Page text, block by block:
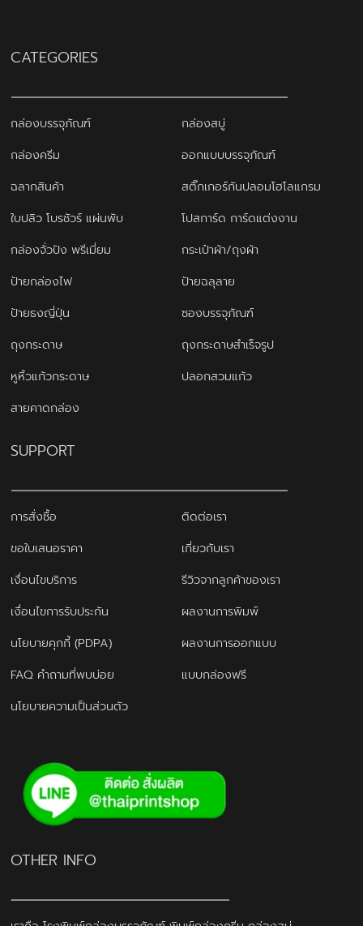
CATEGORIES
กล่องบรรจุภัณฑ์
กล่องสบู่
กล่องครีม
ออกแบบบรรจุภัณฑ์
ฉลากสินค้า
สติ๊กเกอร์กันปลอมโฮโลแกรม
ใบปลิว โบรชัวร์ แผ่นพับ
โปสการ์ด การ์ดแต่งงาน
กล่องจั่วปัง พรีเมี่ยม
กระเป๋าผ้า/ถุงผ้า
ป้ายกล่องไฟ
ป้ายฉลุลาย
ป้ายธงญี่ปุ่น
ซองบรรจุภัณฑ์
ถุงกระดาษ
ถุงกระดาษสำเร็จรูป
หูหิ้วแก้วกระดาษ
ปลอกสวมแก้ว
สายคาดกล่อง
SUPPORT
การสั่งซื้อ
ติดต่อเรา
ขอใบเสนอราคา
เกี่ยวกับเรา
เงื่อนไขบริการ
รีวิวจากลูกค้าของเรา
เงื่อนไขการรับประกัน
ผลงานการพิมพ์
นโยบายคุกกี้ (PDPA)
ผลงานการออกแบบ
FAQ คำถามที่พบบ่อย
แบบกล่องฟรี
นโยบายความเป็นส่วนตัว
OTHER INFO